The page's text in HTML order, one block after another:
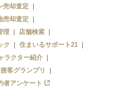
売却査定
売却査定
理
店舗検索
ク
住まいるサポート21
ラクター紹介
接客グランプリ
者アンケート